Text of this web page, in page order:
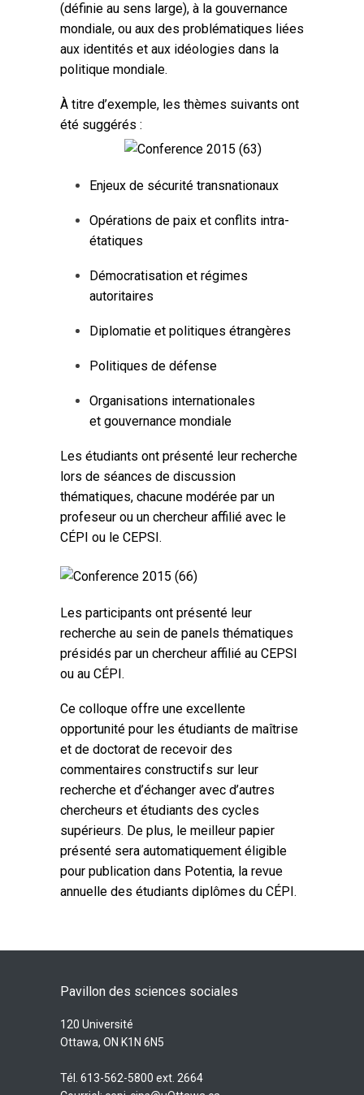
(définie au sens large), à la gouvernance
mondiale, ou aux des problématiques liées
aux identités et aux idéologies dans la
politique mondiale.
À titre d’exemple, les thèmes suivants ont
été suggérés :
Enjeux de sécurité transnationaux
Opérations de paix et conflits intra-
étatiques
Démocratisation et régimes
autoritaires
Diplomatie et politiques étrangères
Politiques de défense
Organisations internationales
et gouvernance mondiale
Les étudiants ont présenté leur recherche
lors de séances de discussion
thématiques, chacune modérée par un
profeseur ou un chercheur affilié avec le
CÉPI ou le CEPSI.
Les participants ont présenté leur
recherche au sein de panels thématiques
présidés par un chercheur affilié au CEPSI
ou au CÉPI.
Ce colloque offre une excellente
opportunité pour les étudiants de maîtrise
et de doctorat de recevoir des
commentaires constructifs sur leur
recherche et d’échanger avec d’autres
chercheurs et étudiants des cycles
supérieurs. De plus, le meilleur papier
présenté sera automatiquement éligible
pour publication dans Potentia, la revue
annuelle des étudiants diplômes du CÉPI.
Pavillon des sciences sociales
120 Université
Ottawa, ON K1N 6N5
Tél. 613-562-5800 ext. 2664